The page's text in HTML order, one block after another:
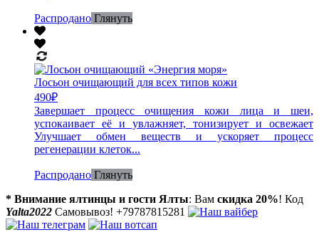
Распродано Глянуть
Лосьон очищающий для всех типов кожи
490₽
Завершает процесс очищения кожи лица и шеи,
успокаивает её и увлажняет, тонизирует и освежает
Улучшает обмен веществ и ускоряет процесс
регенерации клеток...
Распродано Глянуть
* Внимание ялтинцы и гости Ялты: Вам скидка 20%! Код
Yalta2022 Самовывоз! +79787815281